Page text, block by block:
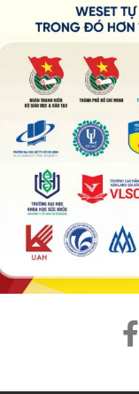
WESET English Center
cam kết đầu ra
là trung tâm
và phát triển sự
từ 7.5+ là Cử nhân
sư phạm/TESOL/